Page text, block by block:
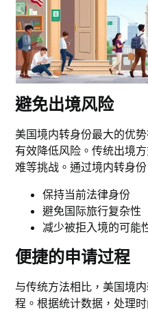
避免出境风险
美国境内转身份最大的优
有效降低风险。传统出境
难等挑战。通过境内转身份
保持当前法律身份
避免国际旅行复杂性
减少被拒入境的可能
便捷的申请过程
与传统方法相比，美国境
程。根据统计数据，处理